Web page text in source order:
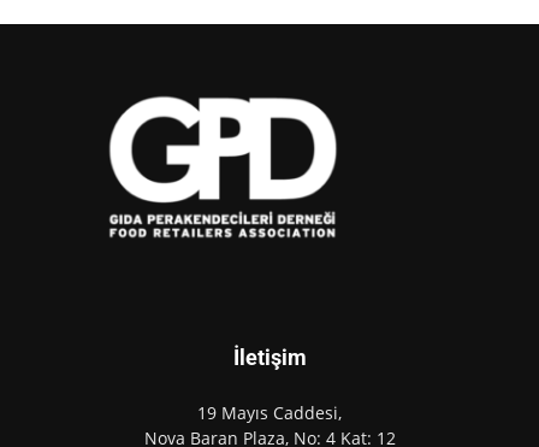
İletişim
19 Mayıs Caddesi,
Nova Baran Plaza, No: 4 Kat: 12